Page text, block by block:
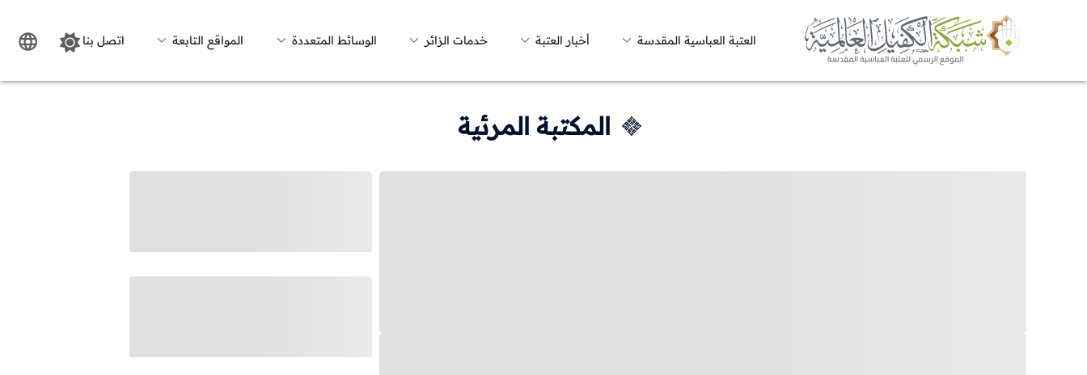
العتبة العباسية المقدسة أخبار العتبة خدمات الزائر الوسائط المتعددة المواقع التابعة اتصل بنا
المكتبة المرئية